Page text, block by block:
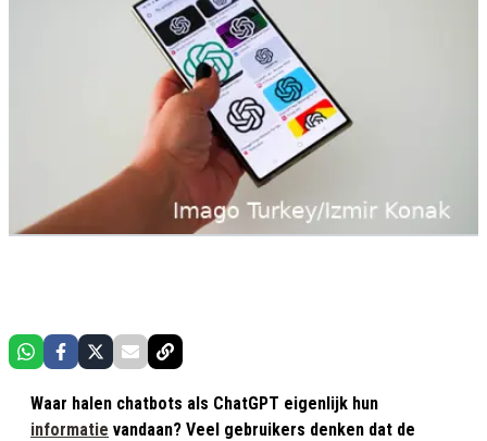
Waar halen chatbots als ChatGPT eigenlijk hun
informatie vandaan? Veel gebruikers denken dat de